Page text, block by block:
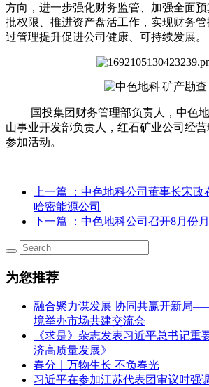
方向，进一步强化财务监管、加强全面
批权限、推进资产盘活工作，实现财务
过管理提升促进公司健康、可持续发展。
国投集团财务管理部负责人，中色
山事业开发部负责人，红石矿业公司经
参加活动。
上一篇
：中色地科公司董事长宋
哈密能源公司
下一篇
：中色地科公司召开8月份
为您推荐
融合聚力谋发展 协同共赢开新局
境举办市场共建交流会
《求是》杂志发表习近平总书记重
济高质量发展》
春分｜万物生长 不负春光
习近平在参加江苏代表团审议时强